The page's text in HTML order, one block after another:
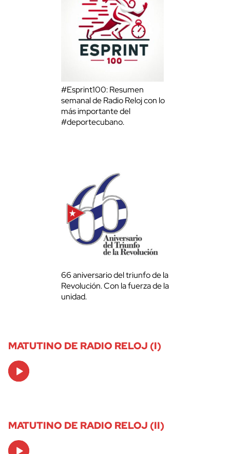
#Esprint100: Resumen
semanal de Radio Reloj con lo
más importante del
#deportecubano.
66 aniversario del triunfo de la
Revolución. Con la fuerza de la
unidad.
MATUTINO DE RADIO RELOJ (I)
Audio
Player
MATUTINO DE RADIO RELOJ (II)
Audio